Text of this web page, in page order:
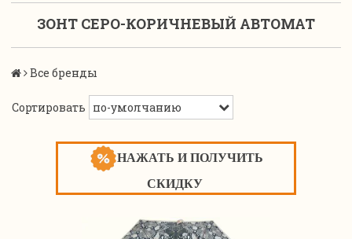
ЗОНТ СЕРО-КОРИЧНЕВЫЙ АВТОМАТ
Все бренды
Сортировать
НАЖАТЬ И ПОЛУЧИТЬ
СКИДКУ